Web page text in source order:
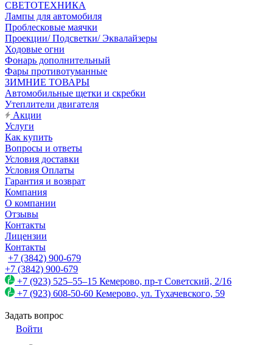
СВЕТОТЕХНИКА
Лампы для автомобиля
Проблесковые маячки
Проекции/ Подсветки/ Эквалайзеры
Ходовые огни
Фонарь дополнительный
Фары противотуманные
ЗИМНИЕ ТОВАРЫ
Автомобильные щетки и скребки
Утеплители двигателя
Акции
Услуги
Как купить
Вопросы и ответы
Условия доставки
Условия Оплаты
Гарантия и возврат
Компания
О компании
Отзывы
Контакты
Лицензии
Контакты
+7 (3842) 900-679
+7 (3842) 900-679
+7 (923) 525–55–15 Кемерово, пр-т Советский, 2/16
+7 (923) 608-50-60 Кемерово, ул. Тухачевского, 59
Задать вопрос
Войти